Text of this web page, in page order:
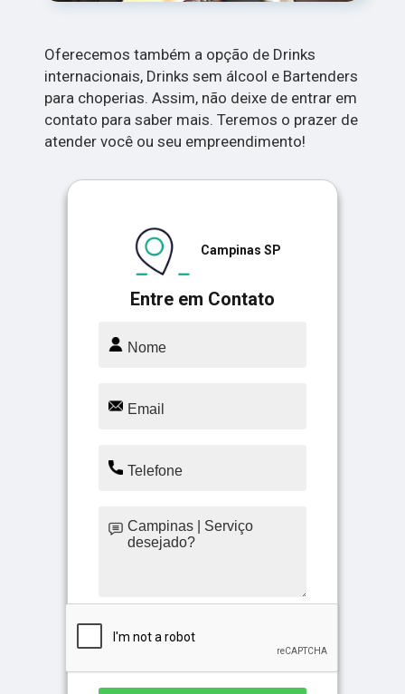
Oferecemos também a opção de Drinks
internacionais, Drinks sem álcool e Bartenders
para choperias. Assim, não deixe de entrar em
contato para saber mais. Teremos o prazer de
atender você ou seu empreendimento!
Entre em Contato
Campinas SP